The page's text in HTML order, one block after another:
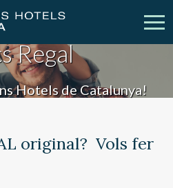
Escapades
Descobreix Catalunya
Regal
Hotels de Catalunya!
original? Vols fer